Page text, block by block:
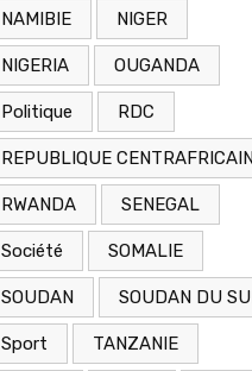
NAMIBIE NIGER
NIGERIA OUGANDA
Politique RDC
REPUBLIQUE
RWANDA SENEGAL
Société SOMALIE
SOUDAN SOUDAN DU
Sport TANZANIE